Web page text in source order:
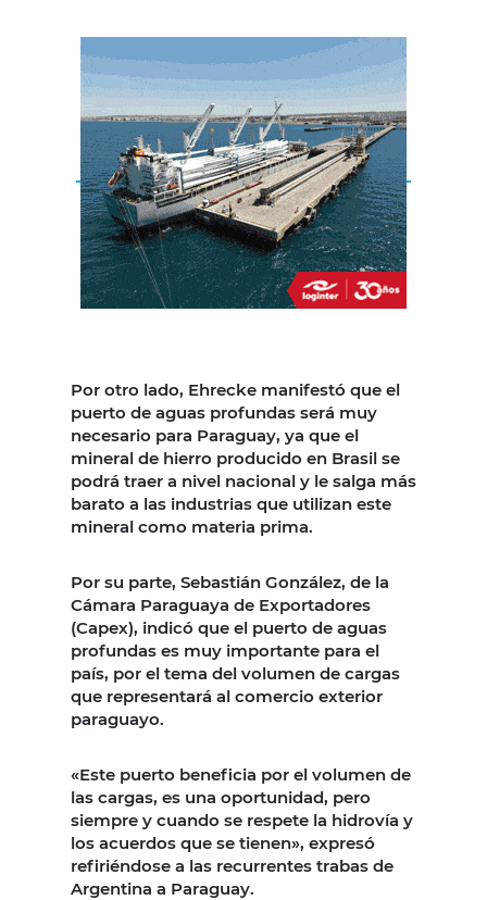
Por otro lado, Ehrecke manifestó que el
puerto de aguas profundas será muy
necesario para Paraguay, ya que el
mineral de hierro producido en Brasil se
podrá traer a nivel nacional y le salga más
barato a las industrias que utilizan este
mineral como materia prima.
Por su parte, Sebastián González, de la
Cámara Paraguaya de Exportadores
(Capex), indicó que el puerto de aguas
profundas es muy importante para el
país, por el tema del volumen de cargas
que representará al comercio exterior
paraguayo.
«Este puerto beneficia por el volumen de
las cargas, es una oportunidad, pero
siempre y cuando se respete la hidrovía y
los acuerdos que se tienen», expresó
refiriéndose a las recurrentes trabas de
Argentina a Paraguay.